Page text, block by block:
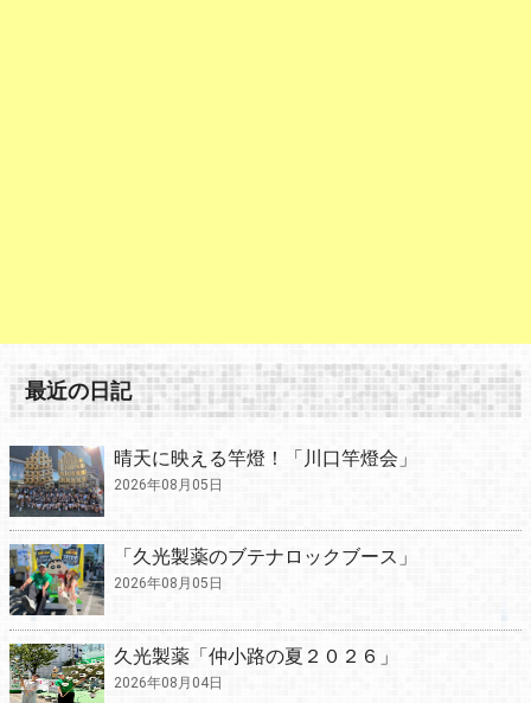
最近の日記
晴天に映える竿燈！「川口竿燈会」
2026年08月05日
「久光製薬のブテナロックブース」
2026年08月05日
久光製薬「仲小路の夏２０２６」
2026年08月04日